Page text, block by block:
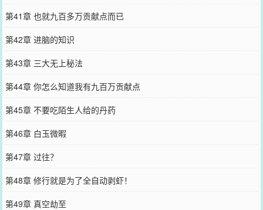
第41章 也就九百多万贡献点而已
第42章 进脑的知识
第43章 三大无上秘法
第44章 你怎么知道我有九百万贡献点
第45章 不要吃陌生人给的丹药
第46章 白玉微暇
第47章 过往？
第48章 修行就是为了全自动剥虾！
第49章 真空劫至